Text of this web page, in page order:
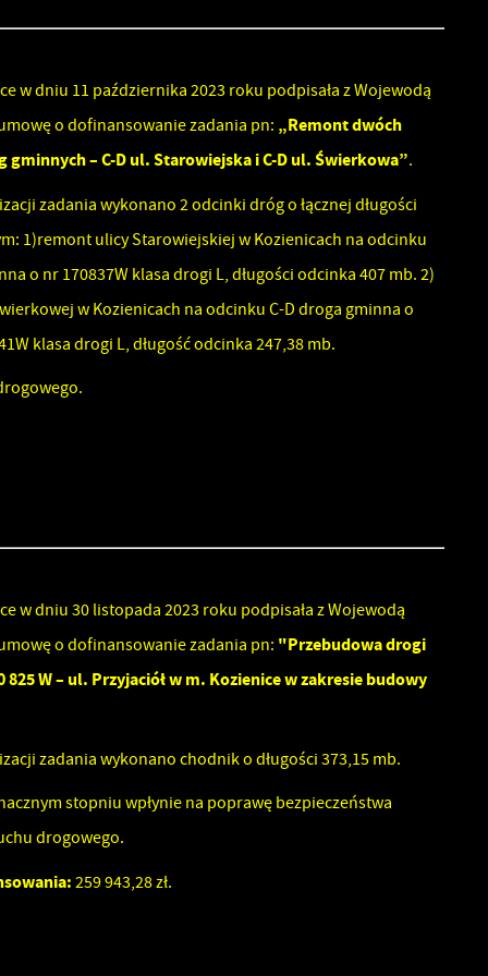
w dniu 11 października 2023 roku podpisała z Wojewodą
o dofinansowanie zadania pn: „Remont dwóch
gminnych – C-D ul. Starowiejska i C-D ul. Świerkowa”.
zadania wykonano 2 odcinki dróg o łącznej długości
1)remont ulicy Starowiejskiej w Kozienicach na odcinku
o nr 170837W klasa drogi L, długości odcinka 407 mb. 2)
w Kozienicach na odcinku C-D droga gminna o
klasa drogi L, długość odcinka 247,38 mb.
w dniu 30 listopada 2023 roku podpisała z Wojewodą
o dofinansowanie zadania pn: "Przebudowa drogi
825 W – ul. Przyjaciół w m. Kozienice w zakresie budowy
zadania wykonano chodnik o długości 373,15 mb.
stopniu wpłynie na poprawę bezpieczeństwa
drogowego.
259 943,28 zł.